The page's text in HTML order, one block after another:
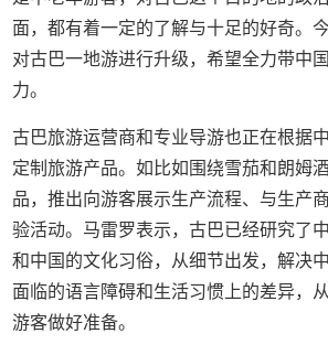
面，都有着一定的了解与十足的好奇。
对古巴一地游进行升级，希望全力带中
力。
古巴旅游运营商和专业导游也正在根据
定制旅游产品。如比如围绕雪茄和朗姆
品，推出向游客展示生产流程、与生产
验活动。马雷罗表示，古巴已经研究了
和中国的文化习俗，从细节出发，解决
面临的语言障碍和生活习惯上的差异，
游客做好准备。